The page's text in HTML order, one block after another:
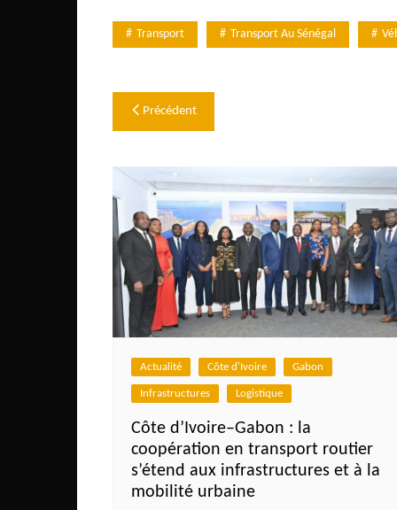
Tchad
Togo
Seychelles
Sierra Leone
Soudan
Zimbabwe
Transport Transport Au Sénégal
Navigation
l’article
Précédent
Actualité Côte d'Ivoire Gabon
Infrastructures Logistique
Côte d’Ivoire–Gabon : la
coopération en transport routier
s’étend aux infrastructures et à la
mobilité urbaine